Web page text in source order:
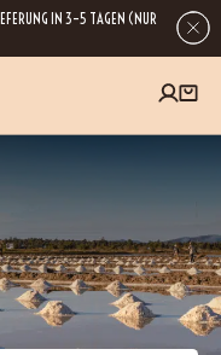
IN 3–5 TAGEN (NUR
Sie Zugang zu unseren
über unsere
ist eine Abmeldung